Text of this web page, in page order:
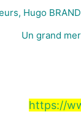
Hugo
Un grand
https://